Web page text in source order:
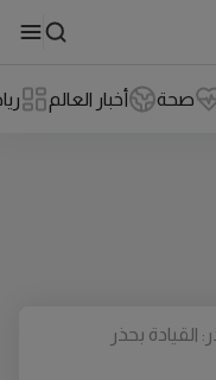
صحة أخبار العالم
القيادة بحذر